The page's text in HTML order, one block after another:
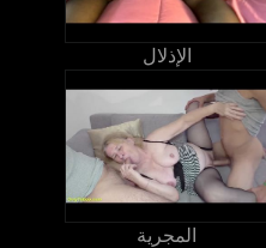
الإذلال
المجرية